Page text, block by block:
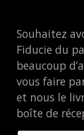
Souhaitez
Fiducie du
beaucoup
vous faire
et nous le
boîte de